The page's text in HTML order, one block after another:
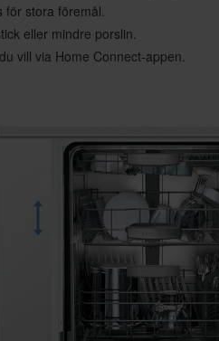
för stora föremål.
eller mindre porslin.
vill via Home Connect-appen.